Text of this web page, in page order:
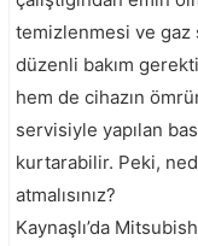
temizlenmesi ve
düzenli bakım
hem de cihazın
servisiyle yapılan
kurtarabilir. Peki,
atmalısınız?
Kaynaşlı’da